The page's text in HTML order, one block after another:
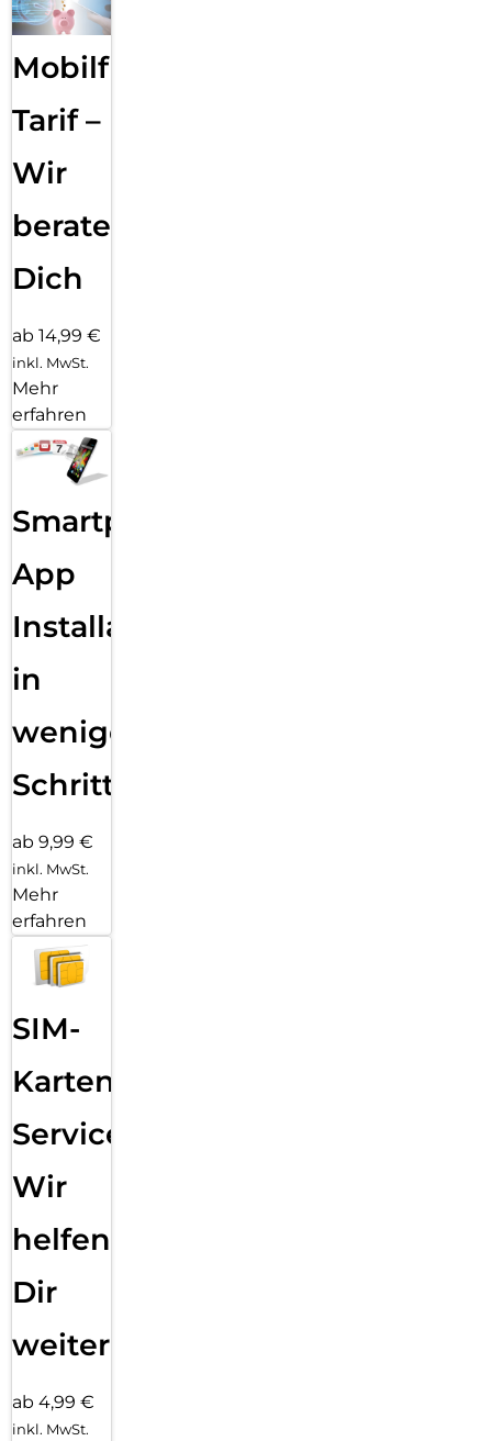
Mobilfunk
Tarif –
Wir
beraten
Dich
ab 14,99 €
inkl. MwSt.
Mehr
erfahren
Smartphone
App
Installation
in
wenigen
Schritten
ab 9,99 €
inkl. MwSt.
Mehr
erfahren
SIM-
Karten
Service:
Wir
helfen
Dir
weiter
ab 4,99 €
inkl. MwSt.